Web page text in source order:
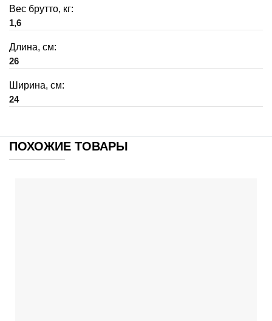
Вес брутто, кг:
1,6
Длина, см:
26
Ширина, см:
24
ПОХОЖИЕ ТОВАРЫ